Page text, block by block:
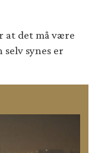
at det må være
selv synes er